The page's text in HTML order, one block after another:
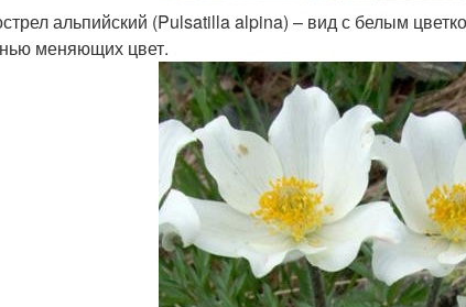
альпийский (Pulsatilla alpina) – вид с белым
меняющих цвет.